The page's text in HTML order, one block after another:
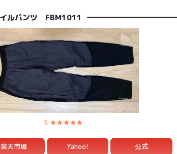
ルパンツ FBM1011
5 ★★★★★
楽天市場 Yahoo! 公式